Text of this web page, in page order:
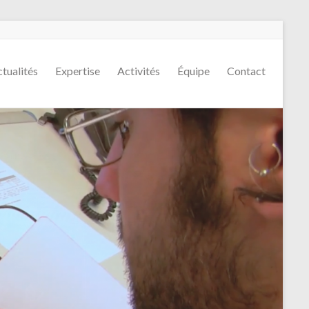
Expertise Activités Équipe Contact